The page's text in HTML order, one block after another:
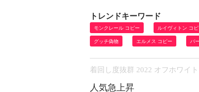
トレンドキーワード
モンクレール コピー ルイヴィトン コピ
グッチ偽物 エルメス コピー バ
着回し度抜群 2022 オフホワイ
人気急上昇